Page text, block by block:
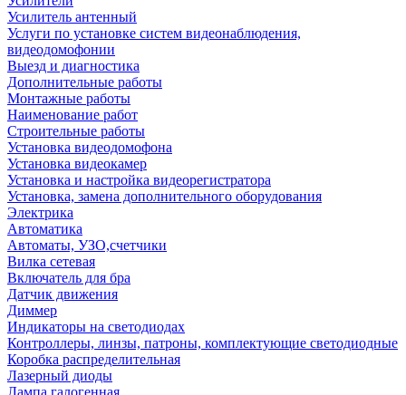
Усилитель антенный
Услуги по установке систем видеонаблюдения,
видеодомофонии
Выезд и диагностика
Дополнительные работы
Монтажные работы
Наименование работ
Строительные работы
Установка видеодомофона
Установка видеокамер
Установка и настройка видеорегистратора
Установка, замена дополнительного оборудования
Электрика
Автоматика
Автоматы, УЗО,счетчики
Вилка сетевая
Включатель для бра
Датчик движения
Диммер
Индикаторы на светодиодах
Контроллеры, линзы, патроны, комплектующие светодиодные
Коробка распределительная
Лазерный диоды
Лампа галогенная